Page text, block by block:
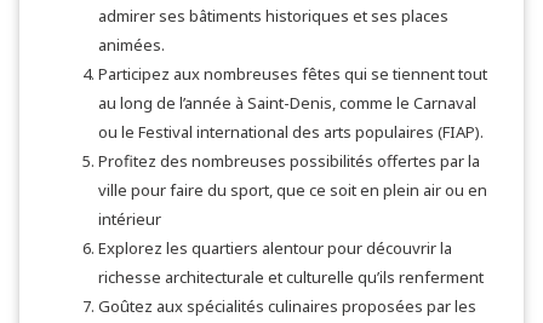
admirer ses bâtiments historiques et ses places
animées.
Participez aux nombreuses fêtes qui se tiennent tout
au long de l’année à Saint-Denis, comme le Carnaval
ou le Festival international des arts populaires (FIAP).
Profitez des nombreuses possibilités offertes par la
ville pour faire du sport, que ce soit en plein air ou en
intérieur
Explorez les quartiers alentour pour découvrir la
richesse architecturale et culturelle qu’ils renferment
Goûtez aux spécialités culinaires proposées par les